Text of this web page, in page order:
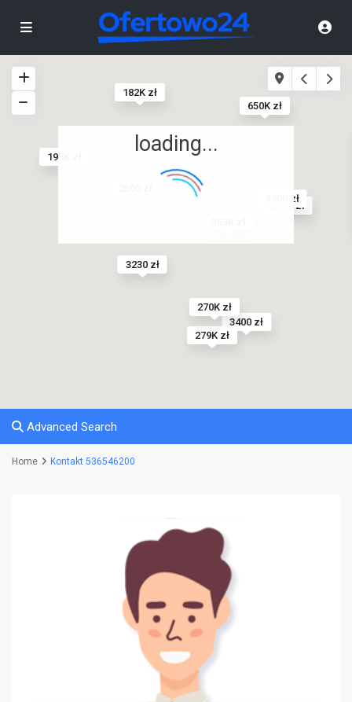
3400 zł
1550 zł
182K zł
279K zł
3300 zł
195K zł
270K zł
3230 zł
650K zł
loading...
Advanced Search
Home Kontakt 536546200